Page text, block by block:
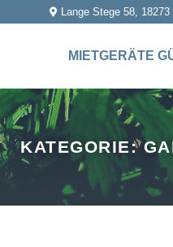
Lange Stege 58, 18273
MIETGERÄTE
KATEGORIE: